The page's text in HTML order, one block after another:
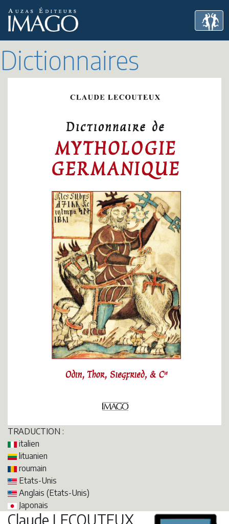
Dictionnaires
TRADUCTION :
italien
lituanien
roumain
Etats-Unis
Anglais (Etats-Unis)
Japonais
Claude LECOUTEUX